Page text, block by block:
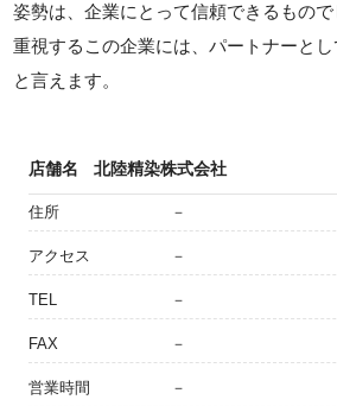
姿勢は、企業にとって信頼できるもの
重視するこの企業には、パートナーと
と言えます。
店舗名 北陸精染株式会社
住所 －
アクセス －
TEL －
FAX －
営業時間 －